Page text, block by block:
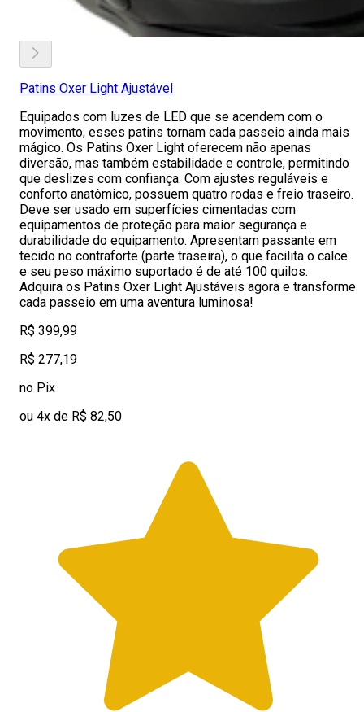
Patins Oxer Light Ajustável
Equipados com luzes de LED que se acendem com o
movimento, esses patins tornam cada passeio ainda mais
mágico. Os Patins Oxer Light oferecem não apenas
diversão, mas também estabilidade e controle, permitindo
que deslizes com confiança. Com ajustes reguláveis e
conforto anatômico, possuem quatro rodas e freio traseiro.
Deve ser usado em superfícies cimentadas com
equipamentos de proteção para maior segurança e
durabilidade do equipamento. Apresentam passante em
tecido no contraforte (parte traseira), o que facilita o calce
e seu peso máximo suportado é de até 100 quilos.
Adquira os Patins Oxer Light Ajustáveis agora e transforme
cada passeio em uma aventura luminosa!
R$ 399,99
R$ 277,19
no Pix
ou 4x de R$ 82,50